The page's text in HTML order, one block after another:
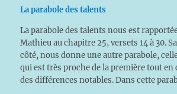
La parabole des talents
La parabole des talents nous est
Mathieu au chapitre 25, versets 14 à 30.
côté, nous donne une autre parabole,
qui est très proche de la première tout
des différences notables. Dans cette